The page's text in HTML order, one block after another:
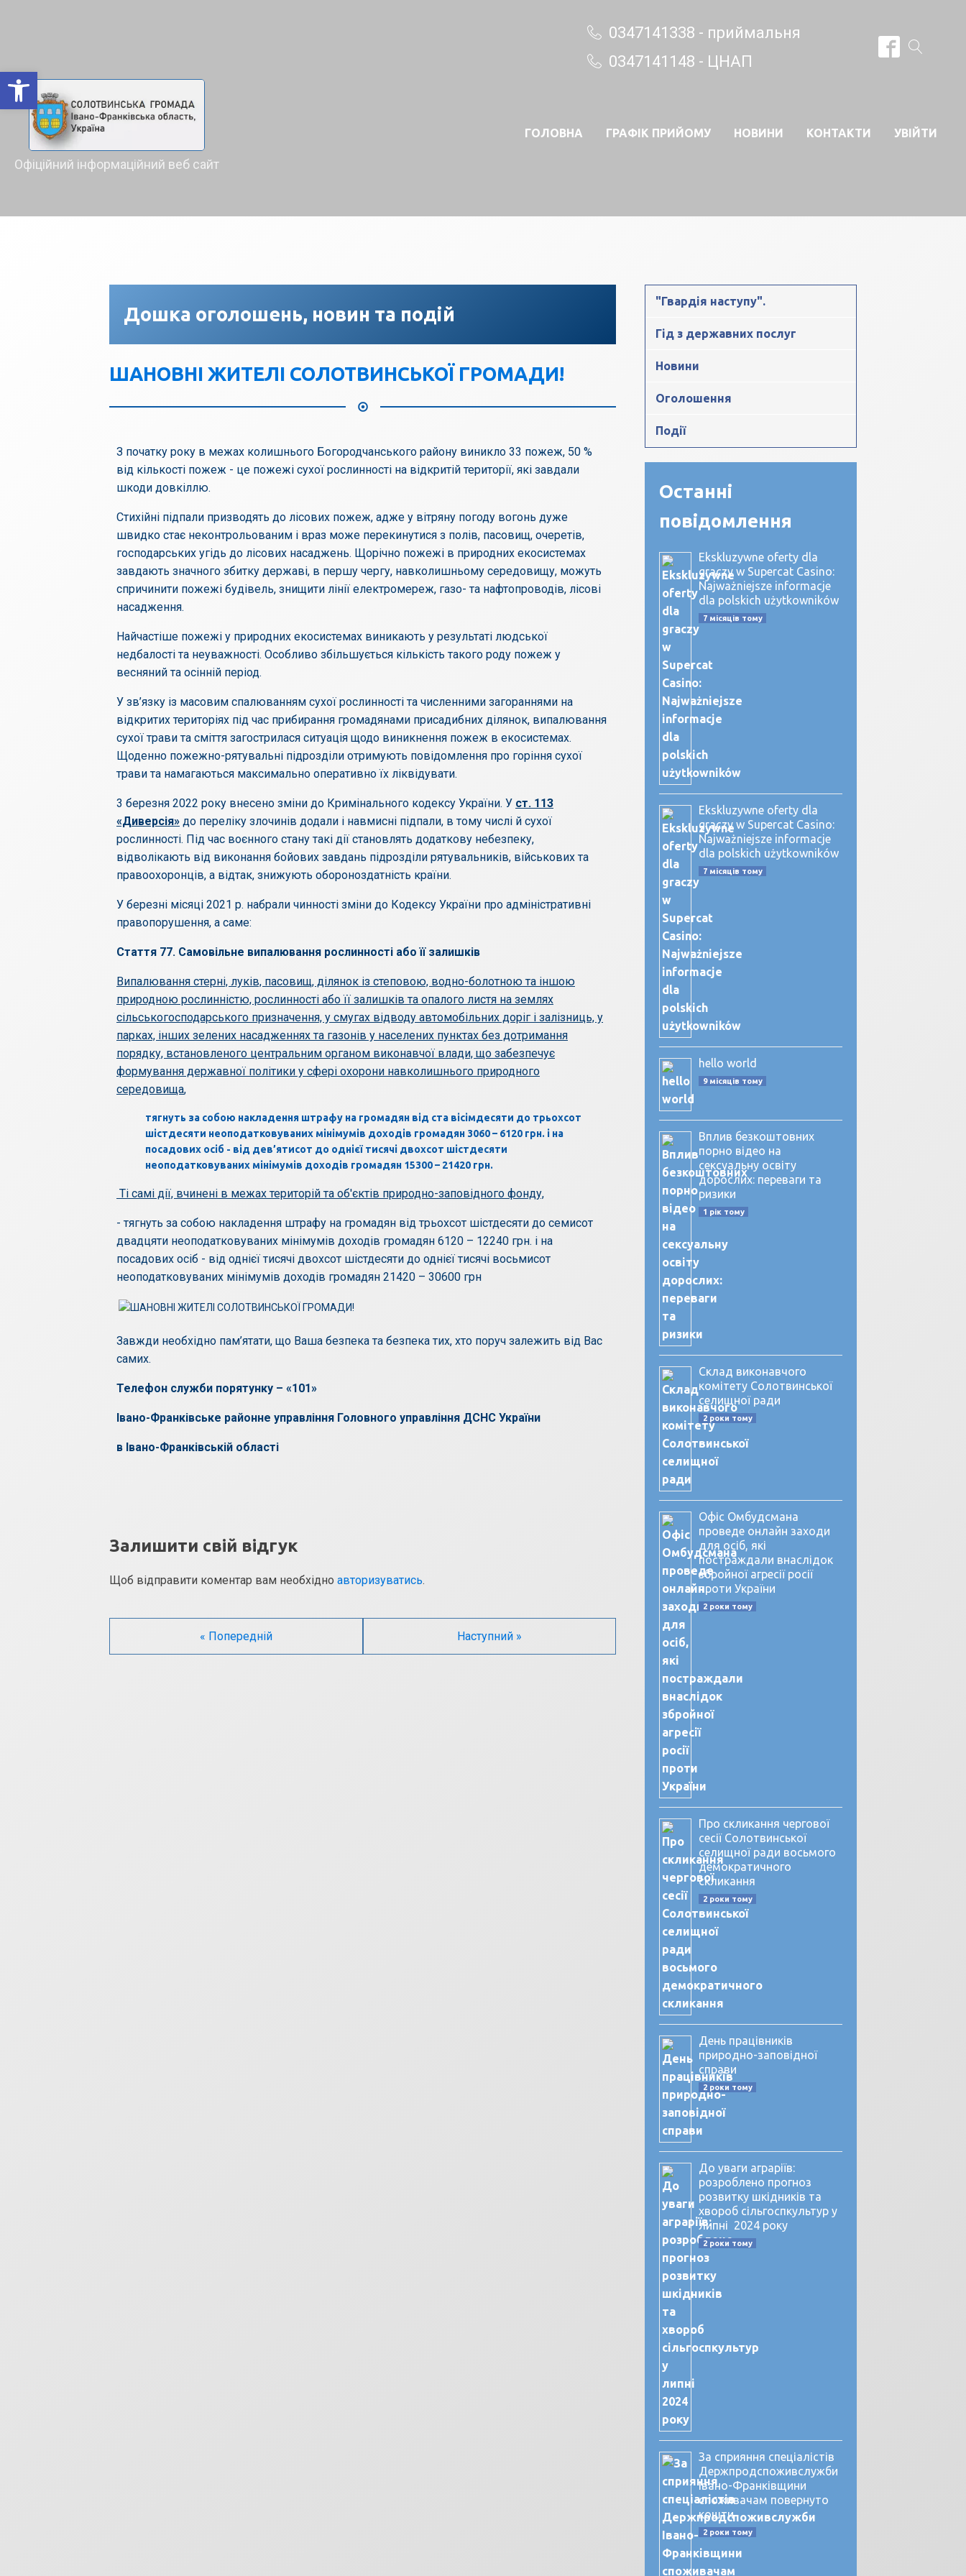
Відкрити Панель інструментів
0347141338 - приймальня
0347141148 - ЦНАП
Офіційний інформаційний веб сайт
ГОЛОВНА ГРАФІК ПРИЙОМУ НОВИНИ КОНТАКТИ УВІЙТИ
Дошка оголошень, новин та подій
ШАНОВНІ ЖИТЕЛІ СОЛОТВИНСЬКОЇ ГРОМАДИ!
З початку року в межах колишнього Богородчанського району виникло 33 пожеж, 50 %
від кількості пожеж - це пожежі сухої рослинності на відкритій території, які завдали
шкоди довкіллю.
Стихійні підпали призводять до лісових пожеж, адже у вітряну погоду вогонь дуже
швидко стає неконтрольованим і враз може перекинутися з полів, пасовищ, очеретів,
господарських угідь до лісових насаджень. Щорічно пожежі в природних екосистемах
завдають значного збитку державі, в першу чергу, навколишньому середовищу, можуть
спричинити пожежі будівель, знищити лінії електромереж, газо- та нафтопроводів, лісові
насадження.
Найчастіше пожежі у природних екосистемах виникають у результаті людської
недбалості та неуважності. Особливо збільшується кількість такого роду пожеж у
весняний та осінній період.
У зв’язку із масовим спалюванням сухої рослинності та численними загораннями на
відкритих територіях під час прибирання громадянами присадибних ділянок, випалювання
сухої трави та сміття загострилася ситуація щодо виникнення пожеж в екосистемах.
Щоденно пожежно-рятувальні підрозділи отримують повідомлення про горіння сухої
трави та намагаються максимально оперативно їх ліквідувати.
3 березня 2022 року внесено зміни до Кримінального кодексу України. У ст. 113
«Диверсія» до переліку злочинів додали і навмисні підпали, в тому числі й сухої
рослинності. Під час воєнного стану такі дії становлять додаткову небезпеку,
відволікають від виконання бойових завдань підрозділи рятувальників, військових та
правоохоронців, а відтак, знижують обороноздатність країни.
У березні місяці 2021 р. набрали чинності зміни до Кодексу України про адміністративні
правопорушення, а саме:
Стаття 77. Самовільне випалювання рослинності або її залишків
Випалювання стерні, луків, пасовищ, ділянок із степовою, водно-болотною та іншою
природною рослинністю, рослинності або її залишків та опалого листя на землях
сільськогосподарського призначення, у смугах відводу автомобільних доріг і залізниць, у
парках, інших зелених насадженнях та газонів у населених пунктах без дотримання
порядку, встановленого центральним органом виконавчої влади, що забезпечує
формування державної політики у сфері охорони навколишнього природного
середовища,
тягнуть за собою накладення штрафу на громадян від ста вісімдесяти до трьохсот
шістдесяти неоподатковуваних мінімумів доходів громадян 3060 – 6120 грн. і на
посадових осіб - від дев’ятисот до однієї тисячі двохсот шістдесяти
неоподатковуваних мінімумів доходів громадян 15300 – 21420 грн.
Ті самі дії, вчинені в межах територій та об'єктів природно-заповідного фонду,
- тягнуть за собою накладення штрафу на громадян від трьохсот шістдесяти до семисот
двадцяти неоподатковуваних мінімумів доходів громадян 6120 – 12240 грн. і на
посадових осіб - від однієї тисячі двохсот шістдесяти до однієї тисячі восьмисот
неоподатковуваних мінімумів доходів громадян 21420 – 30600 грн
Завжди необхідно пам’ятати, що Ваша безпека та безпека тих, хто поруч залежить від Вас
самих.
Телефон служби порятунку – «101»
Івано-Франківське районне управління Головного управління ДСНС України
в Івано-Франківській області
Залишити свій відгук
Щоб відправити коментар вам необхідно авторизуватись.
« Попередній Наступний »
"Гвардія наступу".
Гід з державних послуг
Новини
Оголошення
Події
Останні
повідомлення
Ekskluzywne oferty dla
graczy w Supercat Casino:
Najważniejsze informacje
dla polskich użytkowników
7 місяців тому
Ekskluzywne oferty dla
graczy w Supercat Casino:
Najważniejsze informacje
dla polskich użytkowników
7 місяців тому
hello world
9 місяців тому
Вплив безкоштовних
порно відео на
сексуальну освіту
дорослих: переваги та
ризики
1 рік тому
Склад виконавчого
комітету Солотвинської
селищної ради
2 роки тому
Офіс Омбудсмана
проведе онлайн заходи
для осіб, які
постраждали внаслідок
збройної агресії росії
проти України
2 роки тому
Про скликання чергової
сесії Солотвинської
селищної ради восьмого
демократичного
скликання
2 роки тому
День працівників
природно-заповідної
справи
2 роки тому
До уваги аграріїв:
розроблено прогноз
розвитку шкідників та
хвороб сільгоспкультур у
липні 2024 року
2 роки тому
За сприяння спеціалістів
Держпродспоживслужби
Івано-Франківщини
споживачам повернуто
кошти
2 роки тому